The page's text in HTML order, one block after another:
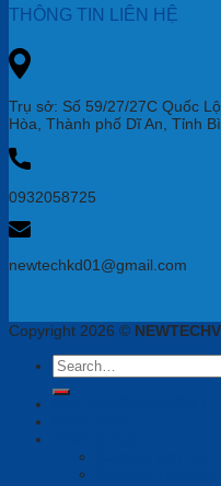
THÔNG TIN LIÊN HỆ
Trụ sở: Số 59/27/27C Quốc
Hòa, Thành phố Dĩ An, Tỉnh
0932058725
newtechkd01@gmail.com
Copyright 2026 ©
Search
for: